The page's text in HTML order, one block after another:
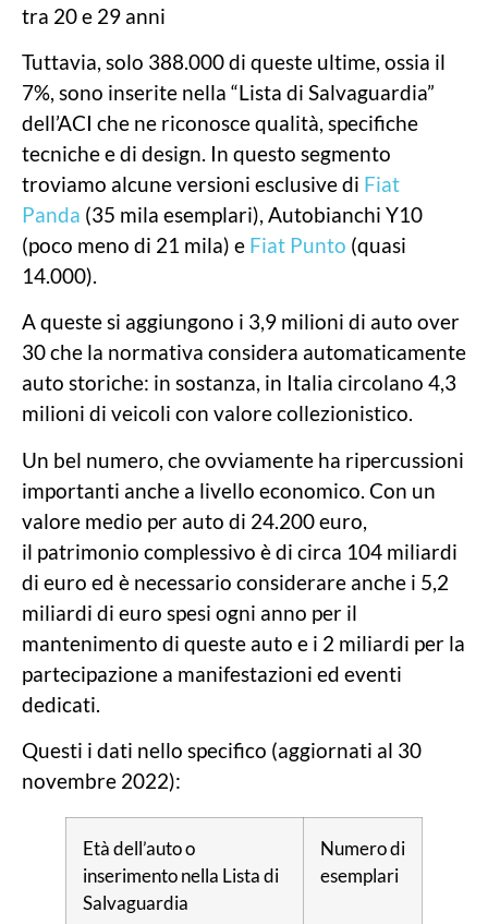
tra 20 e 29 anni
Tuttavia, solo 388.000 di queste ultime, ossia il
7%, sono inserite nella “Lista di Salvaguardia”
dell’ACI che ne riconosce qualità, specifiche
tecniche e di design. In questo segmento
troviamo alcune versioni esclusive di Fiat
Panda (35 mila esemplari), Autobianchi Y10
(poco meno di 21 mila) e Fiat Punto (quasi
14.000).
A queste si aggiungono i 3,9 milioni di auto over
30 che la normativa considera automaticamente
auto storiche: in sostanza, in Italia circolano 4,3
milioni di veicoli con valore collezionistico.
Un bel numero, che ovviamente ha ripercussioni
importanti anche a livello economico. Con un
valore medio per auto di 24.200 euro,
il patrimonio complessivo è di circa 104 miliardi
di euro ed è necessario considerare anche i 5,2
miliardi di euro spesi ogni anno per il
mantenimento di queste auto e i 2 miliardi per la
partecipazione a manifestazioni ed eventi
dedicati.
Questi i dati nello specifico (aggiornati al 30
novembre 2022):
Età dell’auto o
inserimento nella Lista di
Salvaguardia
Numero di
esemplari